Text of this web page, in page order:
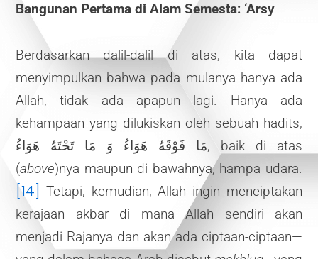
Bangunan Pertama di Alam Semesta: ‘Arsy
Berdasarkan dalil-dalil di atas, kita dapat
menyimpulkan bahwa pada mulanya hanya ada
Allah, tidak ada apapun lagi. Hanya ada
kehampaan yang dilukiskan oleh sebuah hadits,
مَا فَوْقَهُ هَوَاءُ وَ مَا تَحْتَهُ هَوَاءُ, baik di atas
(above)nya maupun di bawahnya, hampa udara.
[14]
Tetapi, kemudian, Allah ingin menciptakan
kerajaan akbar di mana Allah sendiri akan
menjadi Rajanya dan akan ada ciptaan-ciptaan—